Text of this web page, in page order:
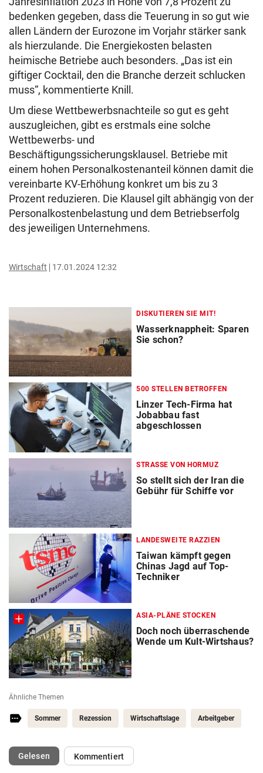
bedenken gegeben, dass die Teuerung in so gut wie
allen Ländern der Eurozone im Vorjahr stärker sank
als hierzulande. Die Energiekosten belasten
heimische Betriebe auch besonders. „Das ist ein
giftiger Cocktail, den die Branche derzeit schlucken
muss“, kommentierte Knill.
Um diese Wettbewerbsnachteile so gut es geht
auszugleichen, gibt es erstmals eine solche
Wettbewerbs- und
Beschäftigungssicherungsklausel. Betriebe mit
einem hohen Personalkostenanteil können damit die
vereinbarte KV-Erhöhung konkret um bis zu 3
Prozent reduzieren. Die Klausel gilt abhängig von der
Personalkostenbelastung und dem Betriebserfolg
des jeweiligen Unternehmens.
Wirtschaft 17.01.2024 12:32
DISKUTIEREN SIE MIT!
Wasserknappheit: Sparen
Sie schon?
500 STELLEN BETROFFEN
Linzer Tech-Firma hat
Jobabbau fast
abgeschlossen
STRASSE VON HORMUZ
So stellt sich der Iran die
Gebühr für Schiffe vor
LANDESWEITE RAZZIEN
Taiwan kämpft gegen
Chinas Jagd auf Top-
Techniker
ASIA-PLÄNE STOCKEN
Doch noch überraschende
Wende um Kult-Wirtshaus?
Ähnliche Themen
Sommer Rezession Wirtschaftslage Arbeitgeber
Gelesen(ausgewählt)Kommentiert